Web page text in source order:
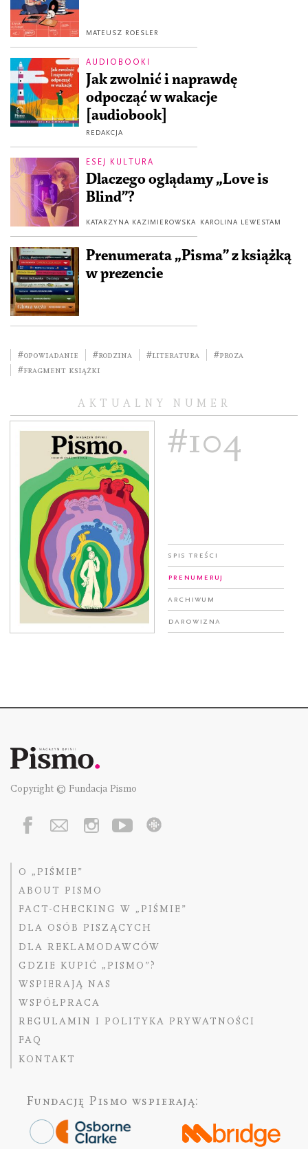
MATEUSZ ROESLER
AUDIOBOOKI
Jak zwolnić i naprawdę
odpocząć w wakacje
[audiobook]
REDAKCJA
ESEJ KULTURA
Dlaczego oglądamy „Love is
Blind”?
KATARZYNA KAZIMIEROWSKA KAROLINA LEWESTAM
Prenumerata „Pisma” z książką
w prezencie
#opowiadanie #rodzina #literatura
#Proza
#fragment książki
AKTUALNY NUMER
#104
Spis treści
Prenumeruj
Archiwum
Darowizna
Copyright © Fundacja Pismo
O „PIŚMIE”
ABOUT PISMO
FACT-CHECKING W „PIŚMIE”
DLA OSÓB PISZĄCYCH
DLA REKLAMODAWCÓW
GDZIE KUPIĆ „PISMO”?
WSPIERAJĄ NAS
WSPÓŁPRACA
REGULAMIN I POLITYKA PRYWATNOŚCI
FAQ
KONTAKT
Fundację Pismo wspierają: